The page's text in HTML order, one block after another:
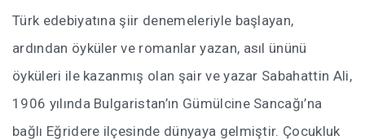
Türk edebiyatına şiir denemeleriyle başlayan,
ardından öyküler ve romanlar yazan, asıl ününü
öyküleri ile kazanmış olan şair ve yazar Sabahattin Ali,
1906 yılında Bulgaristan’ın Gümülcine Sancağı’na
bağlı Eğridere ilçesinde dünyaya gelmiştir. Çocukluk